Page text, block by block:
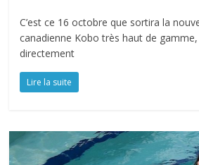
C’est ce 16 octobre que sortira la
canadienne Kobo très haut de
directement
Lire la suite